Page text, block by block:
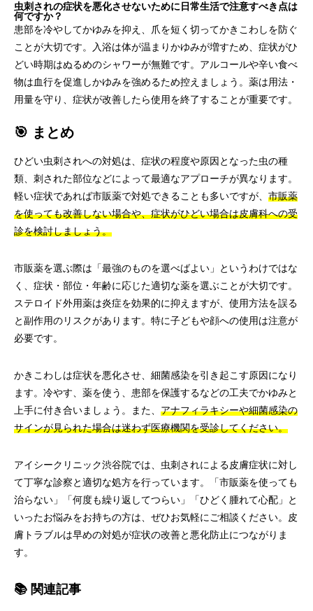
虫刺されの症状を悪化させないために日常生活で注意すべき点は
何ですか？
患部を冷やしてかゆみを抑え、爪を短く切ってかきこわしを防ぐ
ことが大切です。入浴は体が温まりかゆみが増すため、症状がひ
どい時期はぬるめのシャワーが無難です。アルコールや辛い食べ
物は血行を促進しかゆみを強めるため控えましょう。薬は用法・
用量を守り、症状が改善したら使用を終了することが重要です。
🎯 まとめ
ひどい虫刺されへの対処は、症状の程度や原因となった虫の種
類、刺された部位などによって最適なアプローチが異なります。
軽い症状であれば市販薬で対処できることも多いですが、 市販薬
を使っても改善しない場合や、症状がひどい場合は皮膚科への受
診を検討しましょう。
市販薬を選ぶ際は「最強のものを選べばよい」というわけではな
く、症状・部位・年齢に応じた適切な薬を選ぶことが大切です。
ステロイド外用薬は炎症を効果的に抑えますが、使用方法を誤る
と副作用のリスクがあります。特に子どもや顔への使用は注意が
必要です。
かきこわしは症状を悪化させ、細菌感染を引き起こす原因になり
ます。冷やす、薬を使う、患部を保護するなどの工夫でかゆみと
上手に付き合いましょう。また、 アナフィラキシーや細菌感染の
サインが見られた場合は迷わず医療機関を受診してください。
アイシークリニック渋谷院では、虫刺されによる皮膚症状に対し
て丁寧な診察と適切な処方を行っています。「市販薬を使っても
治らない」「何度も繰り返してつらい」「ひどく腫れて心配」と
いったお悩みをお持ちの方は、ぜひお気軽にご相談ください。皮
膚トラブルは早めの対処が症状の改善と悪化防止につながりま
す。
📚 関連記事